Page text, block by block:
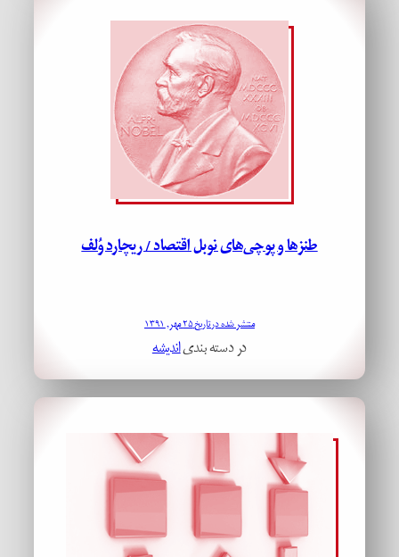
طنزها و پوچی‌های نوبل اقتصاد / ریچارد وُلف
منتشر شده در تاریخ ۲۵ مهر, ۱۳۹۱
در دسته بندیاندیشه